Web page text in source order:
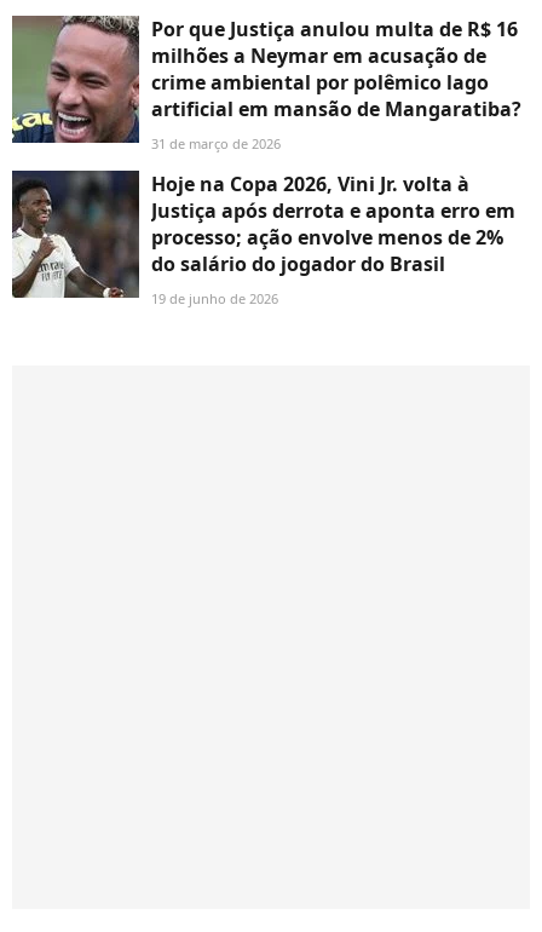
Por que Justiça anulou multa de R$ 16
milhões a Neymar em acusação de
crime ambiental por polêmico lago
artificial em mansão de Mangaratiba?
31 de março de 2026
Hoje na Copa 2026, Vini Jr. volta à
Justiça após derrota e aponta erro em
processo; ação envolve menos de 2%
do salário do jogador do Brasil
19 de junho de 2026